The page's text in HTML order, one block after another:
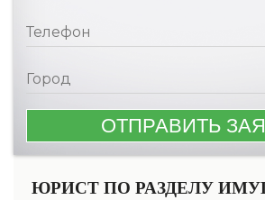
ЮРИСТ ПО РАЗДЕЛУ